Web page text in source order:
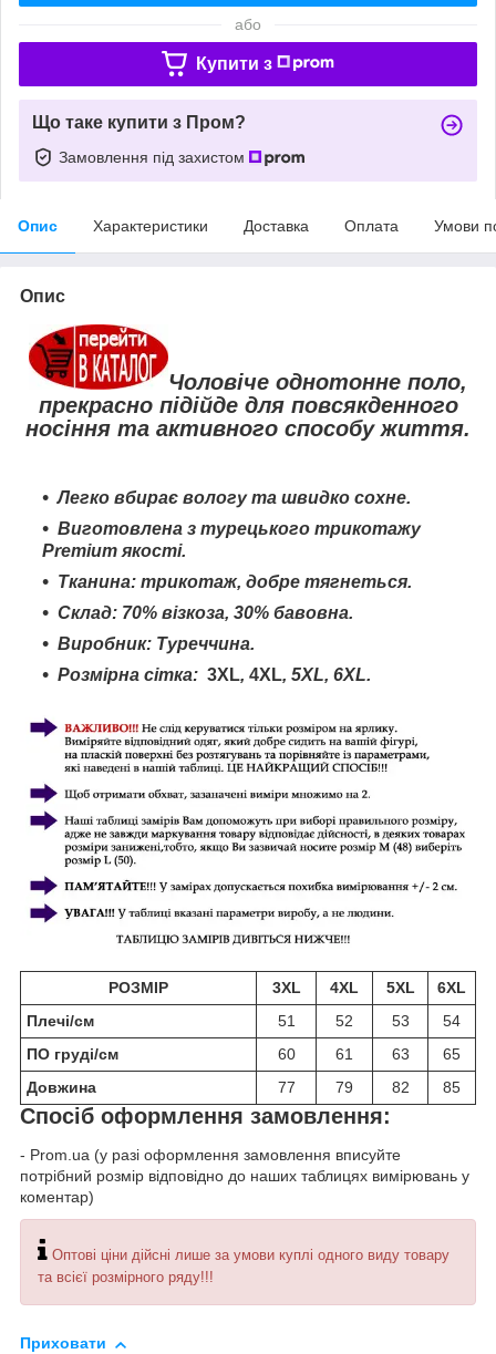
або
Купити з
Що таке купити з Пром?
Замовлення під захистом
Опис Характеристики Доставка Оплата Умови
Опис
Чоловіче однотонне поло,
прекрасно підійде для повсякденного
носіння та активного способу життя.
Легко вбирає вологу та швидко сохне.
Виготовлена з турецького трикотажу
Premium якості.
Тканина: трикотаж, добре тягнеться.
Склад: 70% візкоза, 30% бавовна.
Виробник: Туреччина.
Розмірна сітка: 3XL, 4XL, 5XL, 6XL.
РОЗМІР 3XL 4XL 5XL
6XL
Плечі/см
51 52 53
54
ПО груді/см
60 61 63
65
Довжина
77 79 82 85
Спосіб оформлення замовлення:
- Prom.ua (у разі оформлення замовлення вписуйте
потрібний розмір відповідно до наших таблицях вимірювань у
коментар)
Оптові ціни дійсні лише за умови куплі одного виду товару
та всієї розмірного ряду!!!
Приховати